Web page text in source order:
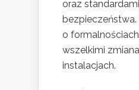
oraz standardami
bezpieczeństwa.
o
wszelkimi
instalacjach.